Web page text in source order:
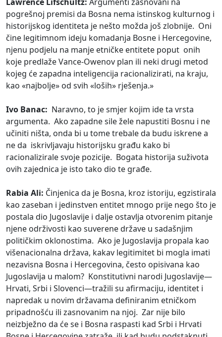
pogrešnoj premisi da Bosna nema istinskog kulturnog i
historijskog identiteta je nešto možda još zlobnije. Oni
čine legitimnom ideju komadanja Bosne i Hercegovine,
njenu podjelu na manje etničke entitete poput onih
koje predlaže Vance-Owenov plan ili neki drugi metod
kojeg će zapadna inteligencija racionalizirati, na kraju,
kao «najbolje» od svih «loših» rješenja.»
Ivo Banac: Naravno, to je smjer kojim ide ta vrsta
argumenta. Ako zapadne sile žele napustiti Bosnu i ne
učiniti ništa, onda bi u tome trebale da budu iskrene a
ne da iskrivljavaju historijsku građu kako bi
racionalizirale svoje pozicije. Bogata historija suživota
ovih zajednica je isto tako dio te građe.
Rabia Ali: Činjenica da je Bosna, kroz istoriju, egzistirala
kao zaseban i jedinstven entitet mnogo prije nego što je
postala dio Jugoslavije i dalje ostavlja otvorenim pitanje
njene održivosti kao suverene države u sadašnjim
političkim oklonostima. Ako je Jugoslavija propala kao
višenacionalna država, kakav legitimitet bi mogla imati
nezavisna Bosna i Hercegovina, često opisivana kao
Jugoslavija u malom? Konstitutivni narodi Jugoslavije—
Hrvati, Srbi i Slovenci—tražili su afirmaciju, identitet i
napredak u novim državama definiranim etničkom
pripadnošću ili zasnovanim na njoj. Zar nije bilo
neizbježno da će se i Bosna raspasti kad Srbi i Hrvati